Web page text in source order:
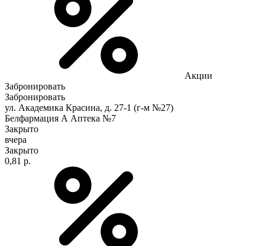
Акции
Забронировать
Забронировать
ул. Академика Красина, д. 27-1 (г-м №27)
Белфармация А Аптека №7
Закрыто
вчера
Закрыто
0,81 р.